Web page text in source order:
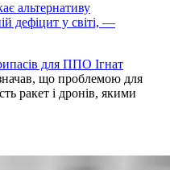
альтернативу
дефіцит у світі, —
для ППО Ігнат
що проблемою для
ракет і дронів, якими